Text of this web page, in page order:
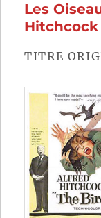
Les
Hitchcock
TITRE